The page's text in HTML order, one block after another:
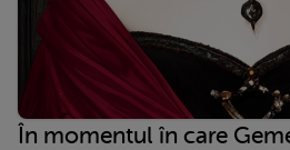
În momentul în care